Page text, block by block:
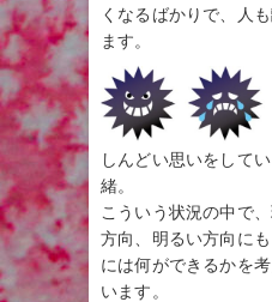
くなるばかりで、人
ます。
しんどい思いをして
緒。
こういう状況の中で
方向、明るい方向に
には何ができるかを
います。